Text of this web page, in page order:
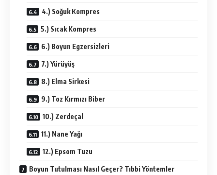
4.) Soğuk Kompres
5.) Sıcak Kompres
6.) Boyun Egzersizleri
7.) Yürüyüş
8.) Elma Sirkesi
9.) Toz Kırmızı Biber
10.) Zerdeçal
11.) Nane Yağı
12.) Epsom Tuzu
Boyun Tutulması Nasıl Geçer? Tıbbi Yöntemler